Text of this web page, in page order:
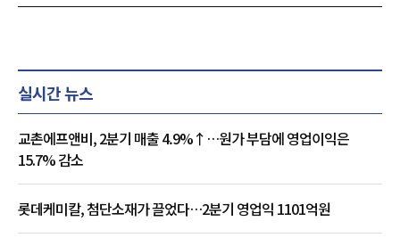
실시간 뉴스
교촌에프앤비, 2분기 매출 4.9%↑…원가 부담에 영업이익은
15.7% 감소
롯데케미칼, 첨단소재가 끌었다…2분기 영업익 1101억원